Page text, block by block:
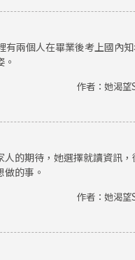
兩個人在畢業後考上國內
作者：她渴
的期待，她選擇就讀資訊
的事。
作者：她渴